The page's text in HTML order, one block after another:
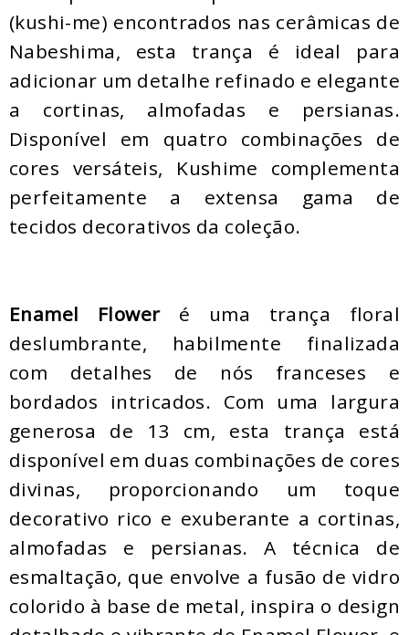
(kushi-me) encontrados nas cerâmicas de
Nabeshima, esta trança é ideal para
adicionar um detalhe refinado e elegante
a cortinas, almofadas e persianas.
Disponível em quatro combinações de
cores versáteis, Kushime complementa
perfeitamente a extensa gama de
tecidos decorativos da coleção.
Enamel Floweré uma trança floral
deslumbrante, habilmente finalizada
com detalhes de nós franceses e
bordados intricados. Com uma largura
generosa de 13 cm, esta trança está
disponível em duas combinações de cores
divinas, proporcionando um toque
decorativo rico e exuberante a cortinas,
almofadas e persianas. A técnica de
esmaltação, que envolve a fusão de vidro
colorido à base de metal, inspira o design